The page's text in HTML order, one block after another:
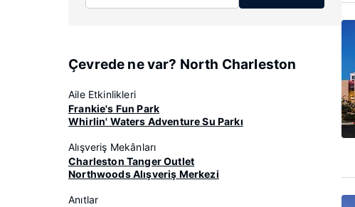
Çevrede ne var? North Charleston
Aile Etkinlikleri
Frankie's Fun Park
Whirlin' Waters Adventure Su Parkı
Alışveriş Mekânları
Charleston Tanger Outlet
Northwoods Alışveriş Merkezi
Anıtlar